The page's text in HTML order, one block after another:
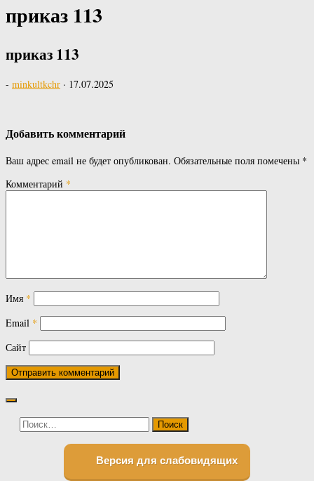
приказ 113
приказ 113
- minkultkchr · 17.07.2025
Добавить комментарий
Ваш адрес email не будет опубликован. Обязательные поля помечены *
Комментарий *
Имя *
Email *
Сайт
Найти:
Версия для слабовидящих